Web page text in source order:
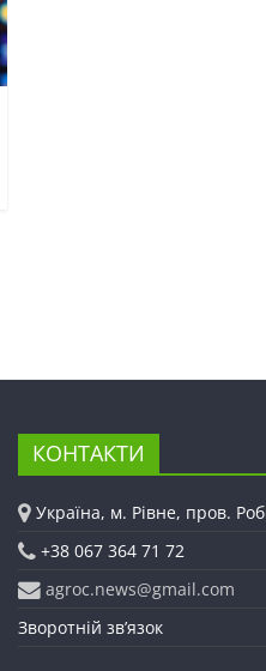
КОНТАКТИ
Україна, м. Рівне, пров.
+38 067 364 71 72
agroc.news@gmail.com
Зворотній зв’язок